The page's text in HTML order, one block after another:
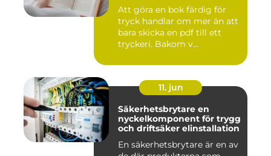
Att göra en bok färdig för
tryck handlar om mer än att
bara skicka en pdf till ett
tryckeri. Bakom v...
11. jun
Säkerhetsbrytare en
nyckelkomponent för trygg
och driftsäker elinstallation
En säkerhetsbrytare är en av